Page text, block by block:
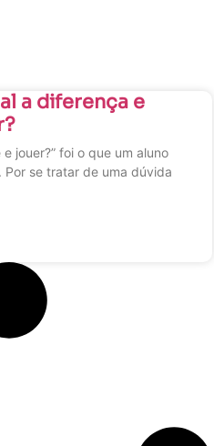
a diferença e
jouer?” foi o que um aluno
Por se tratar de uma dúvida